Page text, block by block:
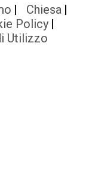
Chiesa
Policy
Utilizzo